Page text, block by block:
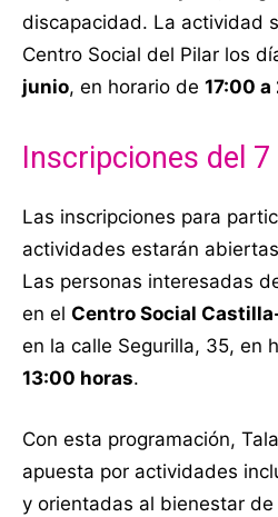
discapacidad. La actividad
Centro Social del Pilar los
junio, en horario de 17:00
Inscripciones del
Las inscripciones para
actividades estarán abiertas
Las personas interesadas
en el Centro Social
en la calle Segurilla, 35, en
13:00 horas.
Con esta programación,
apuesta por actividades
y orientadas al bienestar